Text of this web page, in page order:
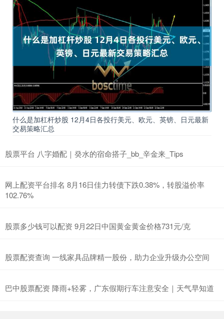
什么是加杠杆炒股 12月4日各投行美元、欧元、英镑、日元最新
交易策略汇总
股票平台 八字婚配｜癸水的宿命搭子_bb_辛金来_Tips
网上配资平台排名 8月16日佳力转债下跌0.38%，转股溢价率
102.76%
股票多少钱可以配资 9月22日中国黄金黄金价格731元/克
股票配资查询 一线家具品牌精一股份，助力企业升级办公空间
巴中股票配资 降雨+轻雾，广东假期行车注意安全｜天气早知道